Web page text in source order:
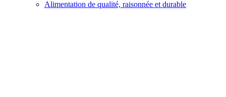
Alimentation de qualité, raisonnée et durable